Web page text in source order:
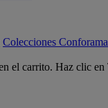
Colecciones Conforama
el carrito. Haz clic